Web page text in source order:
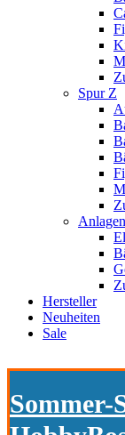
Spur Z
Hersteller
Neuheiten
Sale
Sommer-